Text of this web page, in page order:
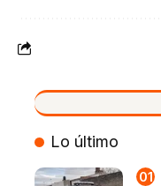
VIVO
Lo último